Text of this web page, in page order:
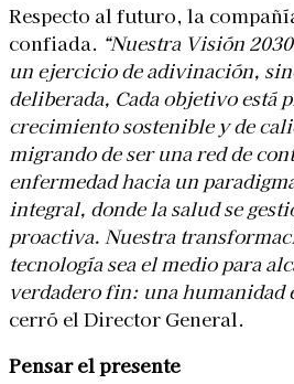
Respecto al futuro, la
confiada. “Nuestra Visión
un ejercicio de adivinación,
deliberada, Cada objetivo está
crecimiento sostenible y de
migrando de ser una red de
enfermedad hacia un
integral, donde la salud se
proactiva. Nuestra
tecnología sea el medio para
verdadero fin: una humanidad
cerró el Director General.
Pensar el presente